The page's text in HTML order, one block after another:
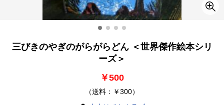
三びきのやぎのがらがらどん ＜世界傑作絵本シリ
ーズ＞
￥500
（送料：￥300）